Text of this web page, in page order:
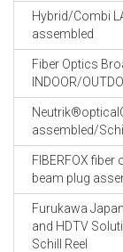
Hybrid/Combi
assembled
Fiber Optics
INDOOR/
assembled/
FIBERFOX
beam plug
Furukawa
and HDTV
Schill Reel